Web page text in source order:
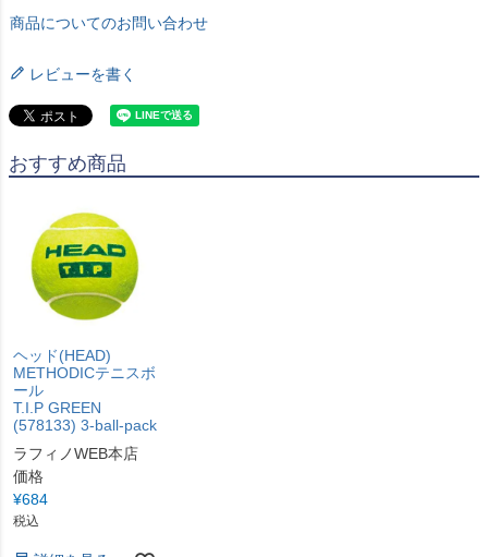
商品についてのお問い合わせ
レビューを書く
おすすめ商品
ヘッド(HEAD)
METHODICテニスボ
ール
T.I.P GREEN
(578133) 3-ball-pack
ラフィノWEB本店
価格
¥684
税込